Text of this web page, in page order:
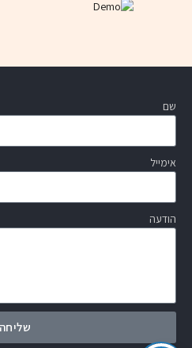
שם
אימייל
הודעה
שליחה